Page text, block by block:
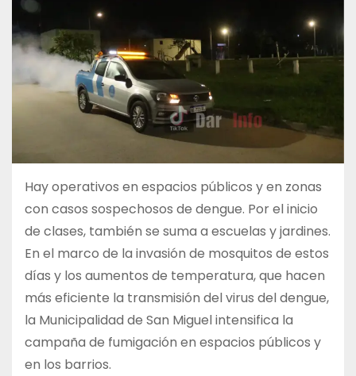
Hay operativos en espacios públicos y en zonas
con casos sospechosos de dengue. Por el inicio
de clases, también se suma a escuelas y jardines.
En el marco de la invasión de mosquitos de estos
días y los aumentos de temperatura, que hacen
más eficiente la transmisión del virus del dengue,
la Municipalidad de San Miguel intensifica la
campaña de fumigación en espacios públicos y
en los barrios.